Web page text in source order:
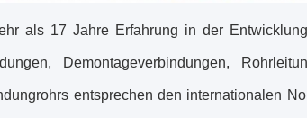
als 17 Jahre Erfahrung in der
Demontageverbindungen,
s entsprechen den internationalen